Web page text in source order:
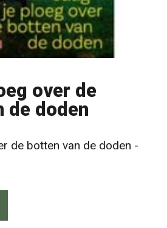
over de
de doden
de botten van de doden -